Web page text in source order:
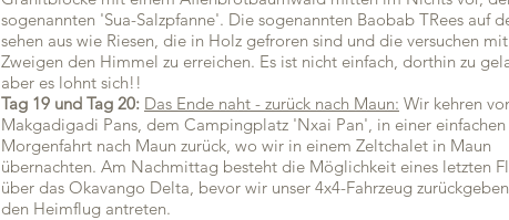
sogenannten 'Sua-Salzpfanne'. Die sogenannten Baobab TRees auf
sehen aus wie Riesen, die in Holz gefroren sind und die versuchen
Zweigen den Himmel zu erreichen. Es ist nicht einfach, dorthin zu
aber es lohnt sich!!
Tag 19 und Tag 20: Das Ende naht - zurück nach Maun: Wir kehren
Makgadigadi Pans, dem Campingplatz 'Nxai Pan', in einer einfachen
Morgenfahrt nach Maun zurück, wo wir in einem Zeltchalet in Maun
übernachten. Am Nachmittag besteht die Möglichkeit eines letzten
über das Okavango Delta, bevor wir unser 4x4-Fahrzeug
den Heimflug antreten.